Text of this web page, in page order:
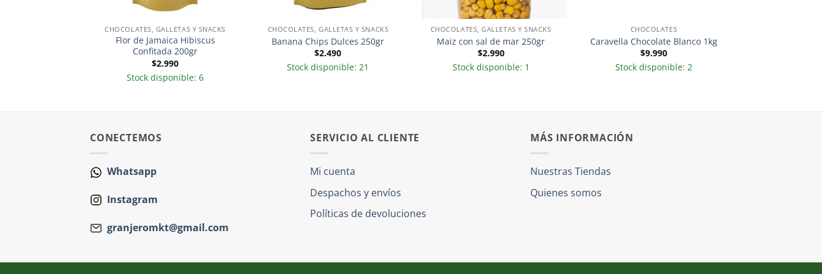
CHOCOLATES, GALLETAS Y SNACKS
Flor de Jamaica Hibiscus
Confitada 200gr
$2.990
Stock disponible: 6
CHOCOLATES, GALLETAS Y SNACKS
Banana Chips Dulces 250gr
$2.490
Stock disponible: 21
CHOCOLATES, GALLETAS Y SNACKS
Maiz con sal de mar 250gr
$2.990
Stock disponible: 1
CHOCOLATES
Caravella Chocolate Blanco 1kg
$9.990
Stock disponible: 2
CONECTEMOS
Whatsapp
Instagram
granjeromkt@gmail.com
SERVICIO AL CLIENTE
Mi cuenta
Despachos y envíos
Políticas de devoluciones
MÁS INFORMACIÓN
Nuestras Tiendas
Quienes somos